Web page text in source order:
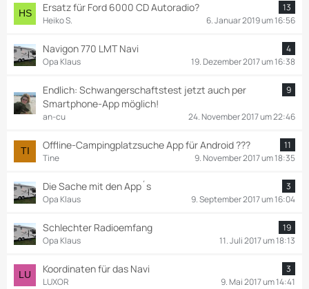
Ersatz für Ford 6000 CD Autoradio?
13
Heiko S.
6. Januar 2019 um 16:56
Navigon 770 LMT Navi
4
Opa Klaus
19. Dezember 2017 um 16:38
Endlich: Schwangerschaftstest jetzt auch per
Smartphone-App möglich!
9
an-cu 24. November 2017 um 22:46
Offline-Campingplatzsuche App für Android ???
11
Tine
9. November 2017 um 18:35
Die Sache mit den App´s
3
Opa Klaus
9. September 2017 um 16:04
Schlechter Radioemfang
19
Opa Klaus
11. Juli 2017 um 18:13
Koordinaten für das Navi
3
LUXOR
9. Mai 2017 um 14:41